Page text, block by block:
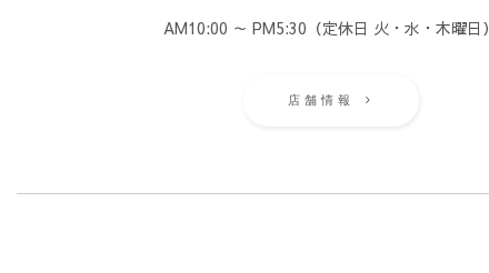
AM10:00 ～ PM5:30（定休日 火・水・木曜日）
店舗情報